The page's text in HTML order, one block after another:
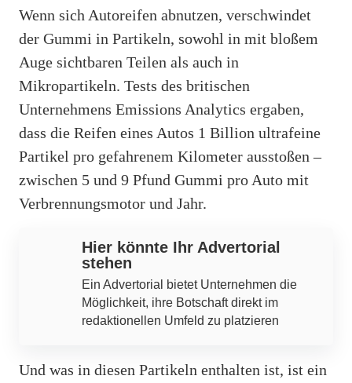
Wenn sich Autoreifen abnutzen, verschwindet
der Gummi in Partikeln, sowohl in mit bloßem
Auge sichtbaren Teilen als auch in
Mikropartikeln. Tests des britischen
Unternehmens Emissions Analytics ergaben,
dass die Reifen eines Autos 1 Billion ultrafeine
Partikel pro gefahrenem Kilometer ausstoßen –
zwischen 5 und 9 Pfund Gummi pro Auto mit
Verbrennungsmotor und Jahr.
Hier könnte Ihr Advertorial
stehen
Ein Advertorial bietet Unternehmen die
Möglichkeit, ihre Botschaft direkt im
redaktionellen Umfeld zu platzieren
Und was in diesen Partikeln enthalten ist, ist ein